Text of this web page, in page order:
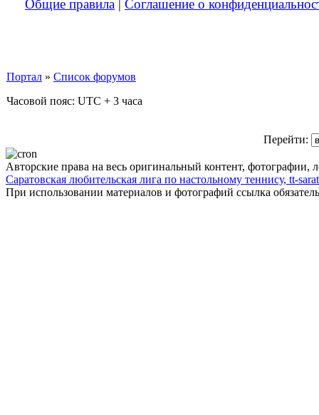
Общие правила | Соглашение о
Портал » Список форумов
Часовой пояс: UTC + 3 часа
Перейти:
Авторские права на весь оригинальный контент, фотографии,
Саратовская любительская лига по настольному теннису, tt-
При использовании материалов и фотографий ссылка